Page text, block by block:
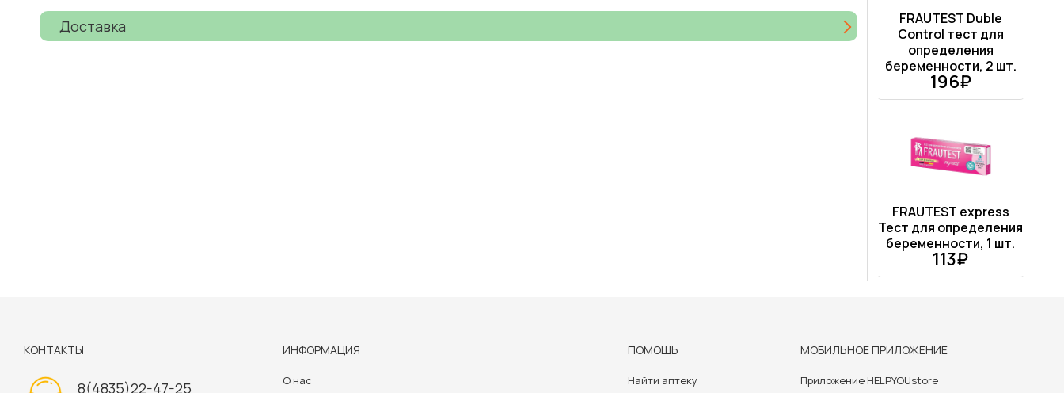
Доставка
FRAUTEST Duble
Control тест для
определения
беременности, 2 шт.
196₽
FRAUTEST express
Тест для определения
беременности, 1 шт.
113₽
КОНТАКТЫ
8(4835)22-47-25
ИНФОРМАЦИЯ
О нас
ПОМОЩЬ
Найти аптеку
МОБИЛЬНОЕ ПРИЛОЖЕНИЕ
Приложение HELPYOUstore